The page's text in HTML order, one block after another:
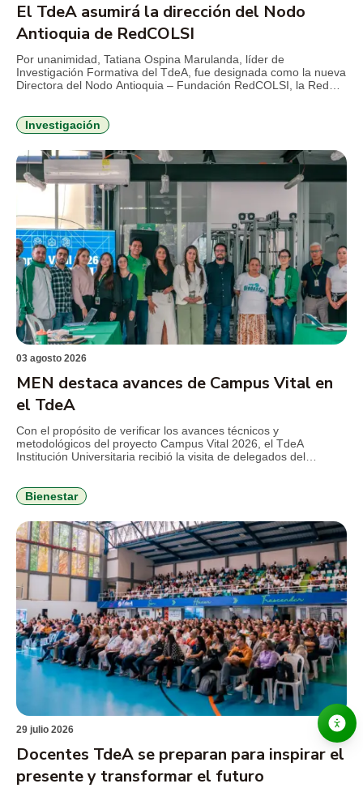
El TdeA asumirá la dirección del Nodo
Antioquia de RedCOLSI
Por unanimidad, Tatiana Ospina Marulanda, líder de
Investigación Formativa del TdeA, fue designada como la nueva
Directora del Nodo Antioquia – Fundación RedCOLSI, la Red
Institución Universitaria asume la máxima coordinación
estratégica en la región. La […]
Investigación
03 agosto 2026
MEN destaca avances de Campus Vital en
el TdeA
Con el propósito de verificar los avances técnicos y
metodológicos del proyecto Campus Vital 2026, el TdeA
Institución Universitaria recibió la visita de delegados del
estudiantil y consolidar estrategias de bienestar con enfoque
integral. Durante la jornada, el […]
Bienestar
29 julio 2026
Docentes TdeA se preparan para inspirar el
presente y transformar el futuro